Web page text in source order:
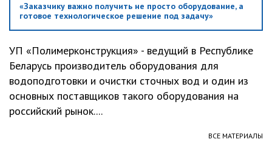
«Заказчику важно получить не просто оборудование, а
готовое технологическое решение под задачу»
УП «Полимерконструкция» - ведущий в Республике
Беларусь производитель оборудования для
водоподготовки и очистки сточных вод и один из
основных поставщиков такого оборудования на
российский рынок....
ВСЕ МАТЕРИАЛЫ